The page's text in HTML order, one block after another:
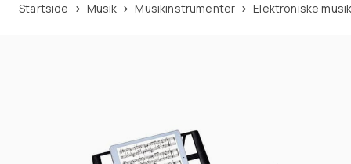
Startside Musik Musikinstrumenter Elektroniske